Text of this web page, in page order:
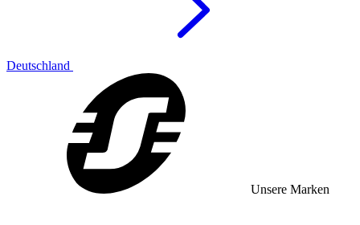
Deutschland
Unsere Marken